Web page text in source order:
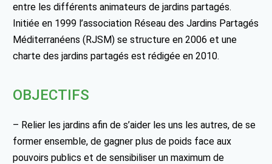
entre les différents animateurs de jardins partagés.
Initiée en 1999 l’association Réseau des Jardins Partagés
Méditerranéens (RJSM) se structure en 2006 et une
charte des jardins partagés est rédigée en 2010.
OBJECTIFS
– Relier les jardins afin de s’aider les uns les autres, de se
former ensemble, de gagner plus de poids face aux
pouvoirs publics et de sensibiliser un maximum de